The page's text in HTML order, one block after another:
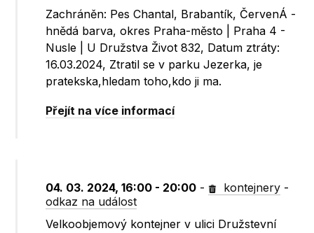
Zachráněn: Pes Chantal, Brabantík, ČervenÁ -
hnědá barva, okres Praha-město | Praha 4 -
Nusle | U Družstva Život 832, Datum ztráty:
16.03.2024, Ztratil se v parku Jezerka, je
pratekska,hledam toho,kdo ji ma.
Přejít na více informací
04. 03. 2024, 16:00 - 20:00 - kontejnery -
odkaz na událost
Velkoobjemový kontejner v ulici Družstevní